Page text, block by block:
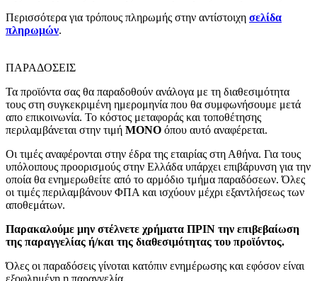
Περισσότερα για τρόπους πληρωμής στην αντίστοιχη σελίδα
πληρωμών.
ΠΑΡΑΔΟΣΕΙΣ
Τα προϊόντα σας θα παραδοθούν ανάλογα με τη διαθεσιμότητα
τους στη συγκεκριμένη ημερομηνία που θα συμφωνήσουμε μετά
απο επικοινωνία. Το κόστος μεταφοράς και τοποθέτησης
περιλαμβάνεται στην τιμή MONO όπου αυτό αναφέρεται.
Οι τιμές αναφέρονται στην έδρα της εταιρίας στη Αθήνα. Για τους
υπόλοιπους προορισμούς στην Ελλάδα υπάρχει επιβάρυνση για την
οποία θα ενημερωθείτε από το αρμόδιο τμήμα παραδόσεων. Όλες
οι τιμές περιλαμβάνουν ΦΠΑ και ισχύουν μέχρι εξαντλήσεως των
αποθεμάτων.
Παρακαλούμε μην στέλνετε χρήματα ΠΡΙΝ την επιβεβαίωση
της παραγγελίας ή/και της διαθεσιμότητας του προϊόντος.
Όλες οι παραδόσεις γίνοται κατόπιν ενημέρωσης και εφόσον είναι
εξοφλημένη η παραγγελία.